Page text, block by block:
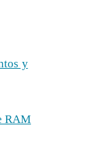
y
RAM